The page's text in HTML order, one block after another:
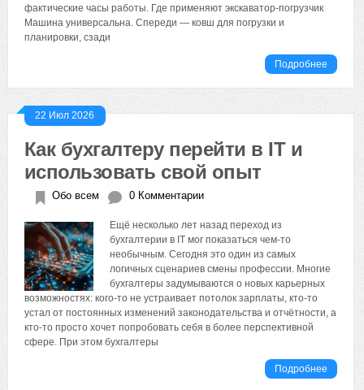
фактические часы работы. Где применяют экскаватор-погрузчик
Машина универсальна. Спереди — ковш для погрузки и
планировки, сзади
Подробнее
22 Июл 2026
Как бухгалтеру перейти в IT и
использовать свой опыт
Обо всем 0 Комментарии
Ещё несколько лет назад переход из
бухгалтерии в IT мог показаться чем-то
необычным. Сегодня это один из самых
логичных сценариев смены профессии. Многие
бухгалтеры задумываются о новых карьерных
возможностях: кого-то не устраивает потолок зарплаты, кто-то
устал от постоянных изменений законодательства и отчётности, а
кто-то просто хочет попробовать себя в более перспективной
сфере. При этом бухгалтеры
Подробнее